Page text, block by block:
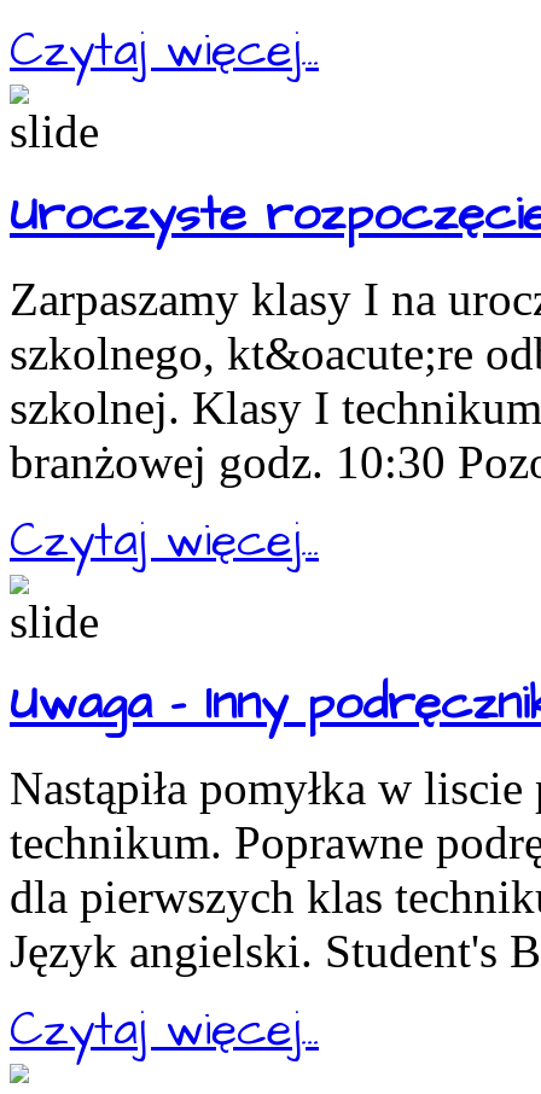
Czytaj więcej...
Uroczyste
Zarpaszamy klasy I na
szkolnego, kt&oacute;re
szkolnej. Klasy I
branżowej godz. 10:30
Czytaj więcej...
Uwaga - Inny
Nastąpiła pomyłka w
technikum. Poprawne
dla pierwszych klas
Język angielski. Student's
Czytaj więcej...